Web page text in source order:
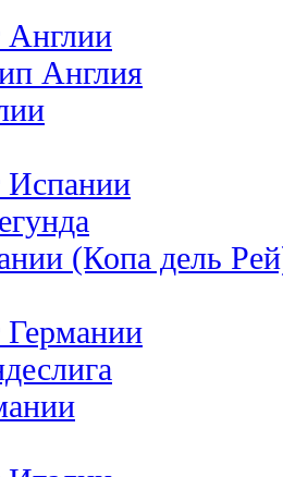
Англии
Англия
Испании
(Копа дель